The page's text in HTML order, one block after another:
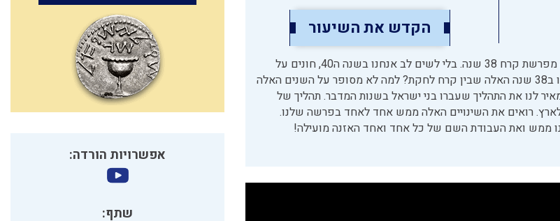
הקדש את השיעור
לא הרבה שמים לב אבל פרשת חקת רחוקה מפרשת קרח 38 שנה. בלי לשים לב אנחנו בשנה ה40, חונים על
שפת ארץ ישראל. נשאלת השאלה מה עברנו ב38 שנה האלה שבין קרח לחקת? למה לא מסופר על השנים האלה
לנו את התהליך שעברו בני ישראל בשנות המדבר. תהליך של
לארץ. רואים את השינויים האלה ממש אחד לאחד בפרשה שלנו.
ממש ואת העבודת השם של כל אחד ואחד האזנה מועילה!
אפשרויות הורדה:
שתף: